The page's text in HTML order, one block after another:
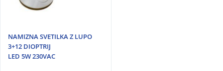
NAMIZNA SVETILKA Z LUPO
3+12 DIOPTRIJ
LED 5W 230VAC